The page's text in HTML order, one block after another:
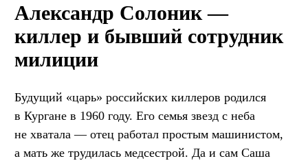
Александр Солоник —
киллер и бывший сотрудник
милиции
Будущий «царь» российских киллеров родился
в Кургане в 1960 году. Его семья звезд с неба
не хватала — отец работал простым машинистом,
а мать же трудилась медсестрой. Да и сам Саша